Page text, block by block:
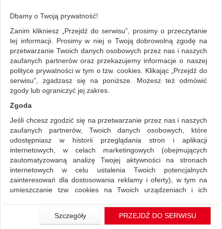
WSZYSTKIE KATEGORIE
FILTRY
Więcej
REKLAMA
AKTUALNOŚCI
Zeszyty i bloki Kołonotatniki
ZNALEZIONYCH PRODUKTÓW: 12 Porównaj (0)
Sortuj po Standardowe
Pokaż produktów
Siatka Lista
Dbamy o Twoją prywatność!
Zanim klikniesz „Przejdź do serwisu”, prosimy o przeczytanie
tej informacji. Prosimy w niej o Twoją dobrowolną zgodę na
przetwarzanie Twoich danych osobowych przez nas i naszych
zaufanych partnerów oraz przekazujemy informacje o naszej
polityce prywatności w tym o tzw. cookies. Klikając „Przejdź do
serwisu”, zgadzasz się na poniższe. Możesz też odmówić
zgody lub ograniczyć jej zakres.
Zgoda
Jeśli chcesz zgodzić się na przetwarzanie przez nas i naszych
zaufanych partnerów, Twoich danych osobowych, które
udostępniasz w historii przeglądania stron i aplikacji
internetowych, w celach marketingowych (obejmujących
zautomatyzowaną analizę Twojej aktywności na stronach
internetowych w celu ustalenia Twoich potencjalnych
zainteresowań dla dostosowania reklamy i oferty), w tym na
umieszczanie tzw. cookies na Twoich urządzeniach i ich
Jeśli nie chcesz wyrazić zgody lub ograniczyć jej zakres, kliknij
„Szczegóły”, gdzie znajdziesz wszelkie informacje o tym jak to
Szczegóły PRZEJDŹ DO SERWISU